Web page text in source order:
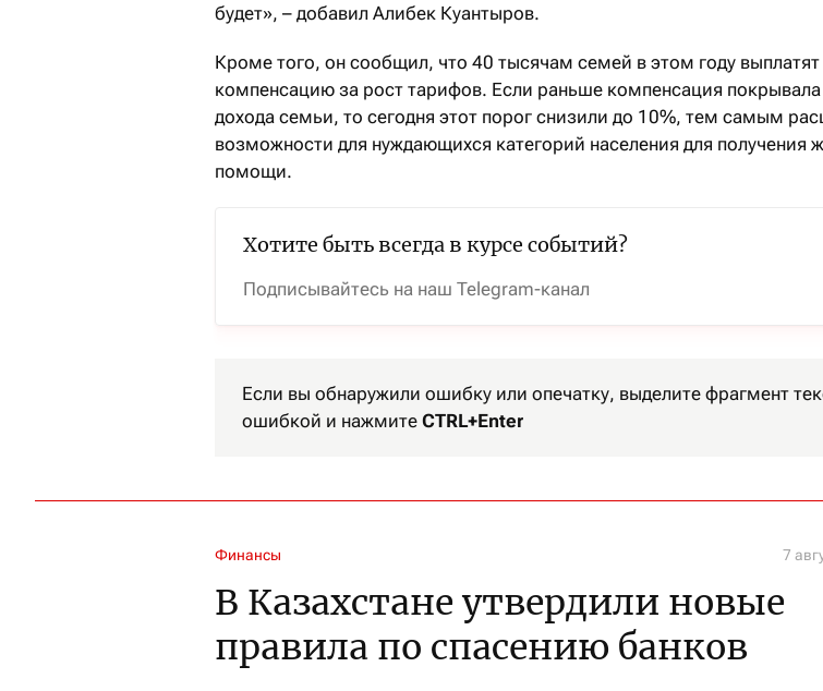
будет», – добавил Алибек Куантыров.
Кроме того, он сообщил, что 40 тысячам семей в этом году выплатят
компенсацию за рост тарифов. Если раньше компенсация
дохода семьи, то сегодня этот порог снизили до 10%, тем самым
возможности для нуждающихся категорий населения для получения
помощи.
Хотите быть всегда в курсе событий?
Подписывайтесь на наш Telegram-канал
Если вы обнаружили ошибку или опечатку, выделите фрагмент
ошибкой и нажмите CTRL+Enter
Финансы 7
В Казахстане утвердили новые
правила по спасению банков